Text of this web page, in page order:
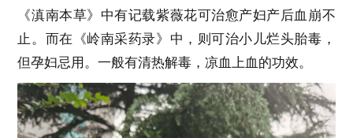
《滇南本草》中有记载紫薇花可治愈产妇产后血崩不
止。而在《岭南采药录》中，则可治小儿烂头胎毒，
但孕妇忌用。一般有清热解毒，凉血上血的功效。